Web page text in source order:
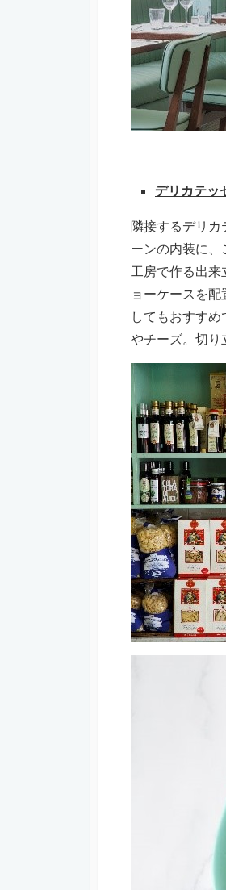
デリカテッ
隣接するデリカ
ーンの内装に
工房で作る出
ョーケースを
してもおすす
やチーズ。切り